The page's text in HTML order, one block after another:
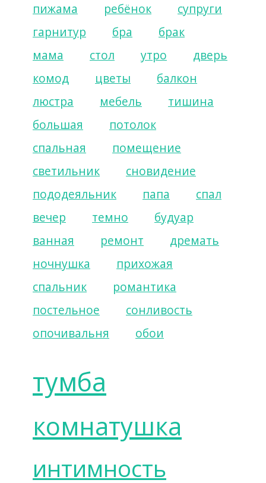
пижама
ребёнок
супруги
гарнитур
бра
брак
мама
стол утро
дверь
комод
цветы
балкон
люстра
мебель
тишина
большая
потолок
спальная
помещение
светильник
сновидение
пододеяльник
папа
спал
вечер
темно
будуар
ванная
ремонт
дремать
ночнушка
прихожая
спальник
романтика
постельное
сонливость
опочивальня
обои
тумба
комнатушка
интимность